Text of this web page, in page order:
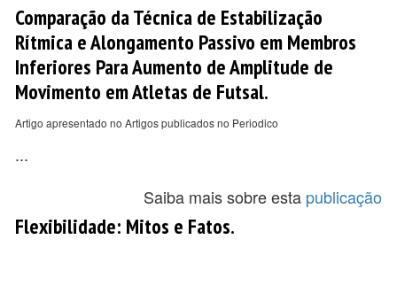
Comparação da Técnica de Estabilização
Rítmica e Alongamento Passivo em Membros
Inferiores Para Aumento de Amplitude de
Movimento em Atletas de Futsal.
Artigo apresentado no Artigos publicados no Periodico
...
Saiba mais sobre esta publicação
Flexibilidade: Mitos e Fatos.